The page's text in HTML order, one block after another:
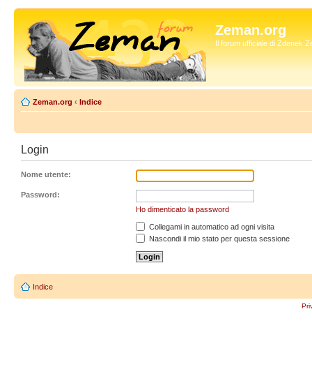
Zeman.org
Il forum ufficiale di Zdenek
Zeman.org ‹ Indice
Login
Nome utente:
Password:
Ho dimenticato la password
Collegami in automatico ad ogni visita
Nascondi il mio stato per questa sessione
Indice